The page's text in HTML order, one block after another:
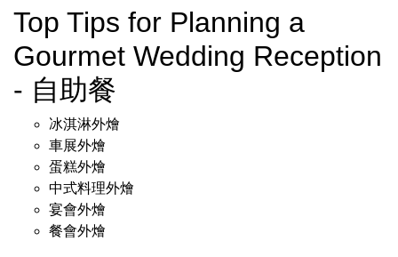
Top Tips for Planning a
Gourmet Wedding Reception
- 自助餐
冰淇淋外燴
車展外燴
蛋糕外燴
中式料理外燴
宴會外燴
餐會外燴